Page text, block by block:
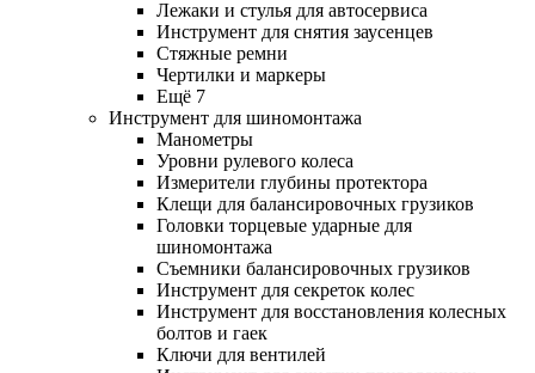
Лежаки и стулья для автосервиса
Инструмент для снятия заусенцев
Стяжные ремни
Чертилки и маркеры
Ещё 7
Инструмент для шиномонтажа
Манометры
Уровни рулевого колеса
Измерители глубины протектора
Клещи для балансировочных грузиков
Головки торцевые ударные для
шиномонтажа
Съемники балансировочных грузиков
Инструмент для секреток колес
Инструмент для восстановления колесных
болтов и гаек
Ключи для вентилей